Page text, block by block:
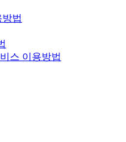
법
스 이용방법